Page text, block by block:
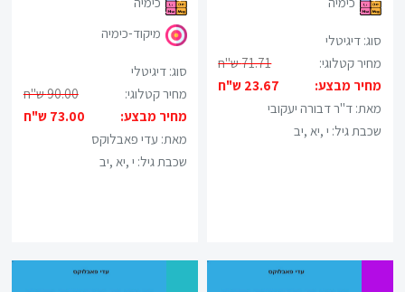
סוג: דיגיטלי
מחיר קטלוגי:
71.71 ש"ח
מחיר מבצע:
23.67 ש"ח
מאת: ד"ר דבורה יעקובי
שכבת גיל: י ,יא ,יב
מיקוד-כימיה
סוג: דיגיטלי
מחיר קטלוגי:
90.00 ש"ח
מחיר מבצע:
73.00 ש"ח
מאת: עדי פאבלוקס
שכבת גיל: י ,יא ,יב